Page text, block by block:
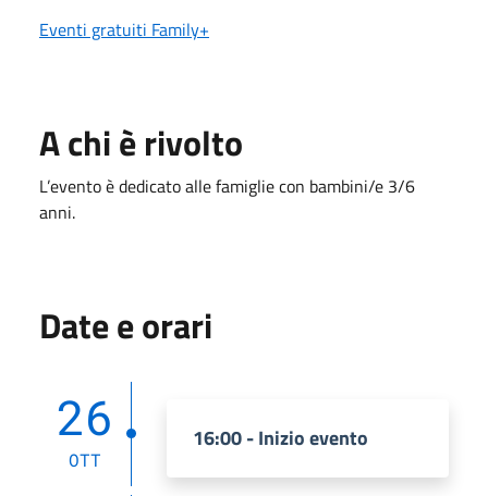
Eventi gratuiti Family+
A chi è rivolto
L’evento è dedicato alle famiglie con bambini/e 3/6
anni.
Date e orari
26
OTT
16:00 - Inizio evento